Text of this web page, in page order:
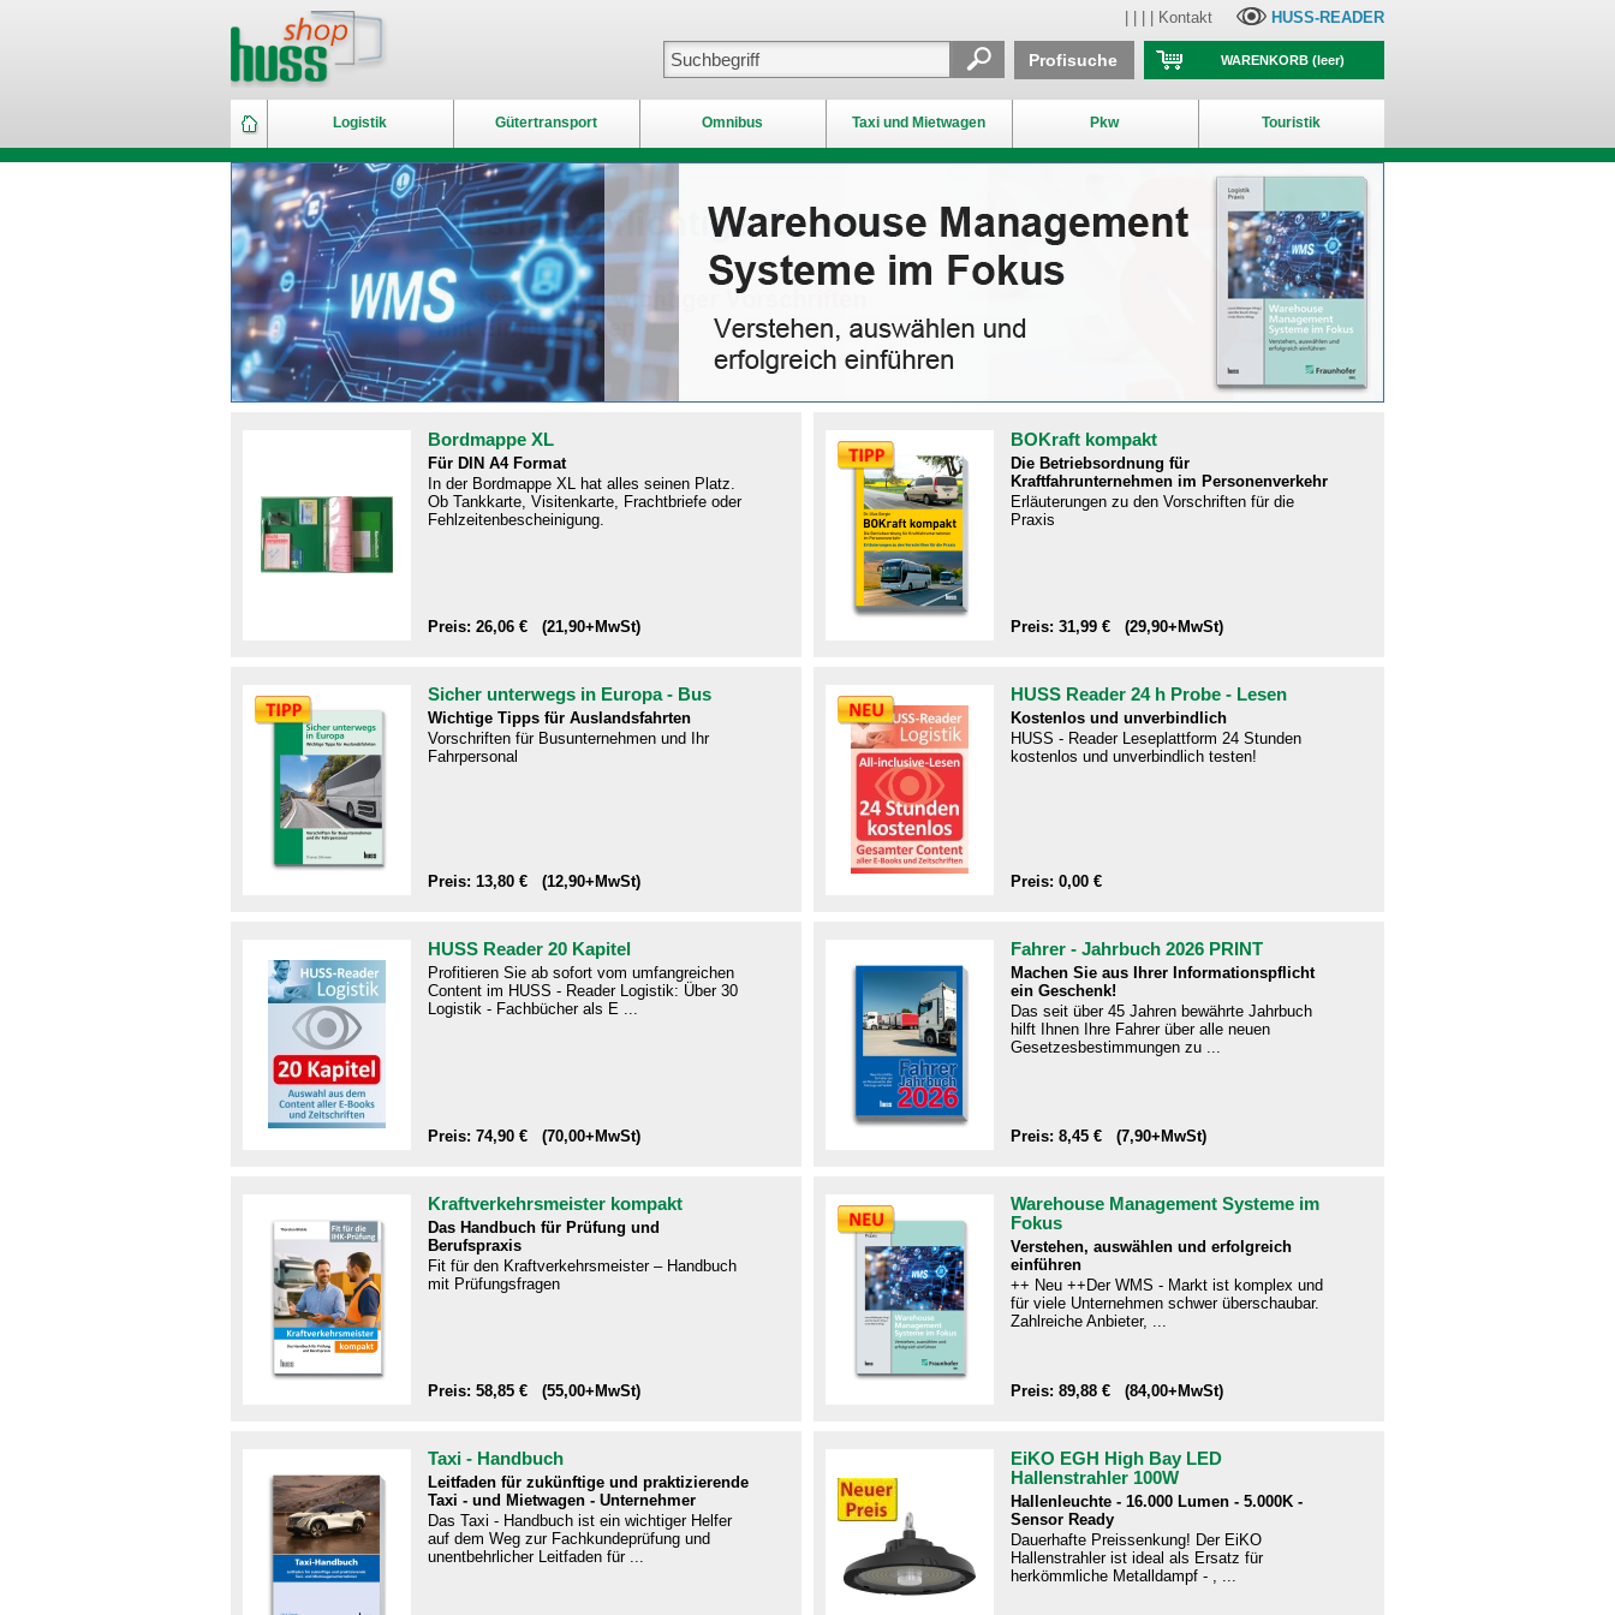
Logistik Gütertransport Omnibus Taxi und Mietwagen Pkw Touristik
Kontakt HUSS-READER
WARENKORB(leer)
Profisuche
Bordmappe XL
Für DIN A4 Format
In der Bordmappe XL hat alles seinen Platz.
Ob Tankkarte, Visitenkarte, Frachtbriefe oder
Fehlzeitenbescheinigung.
Preis: 26,06 € (21,90+MwSt)
BOKraft kompakt
Die Betriebsordnung für
Kraftfahrunternehmen im Personenverkehr
Erläuterungen zu den Vorschriften für die
Praxis​
Preis: 31,99 € (29,90+MwSt)
Sicher unterwegs in Europa - Bus
Wichtige Tipps für Auslandsfahrten
Vorschriften für Busunternehmen und Ihr
Fahrpersonal
Preis: 13,80 € (12,90+MwSt)
HUSS Reader 24 h Probe - Lesen
Kostenlos und unverbindlich
HUSS - Reader Leseplattform 24 Stunden
kostenlos und unverbindlich testen!
Preis: 0,00 €
HUSS Reader 20 Kapitel
Profitieren Sie ab sofort vom umfangreichen
Content im HUSS - Reader Logistik: Über 30
Logistik - Fachbücher als E ...
Preis: 74,90 € (70,00+MwSt)
Fahrer - Jahrbuch 2026 PRINT
Machen Sie aus Ihrer Informationspflicht
ein Geschenk!
Das seit über 45 Jahren bewährte Jahrbuch
hilft Ihnen Ihre Fahrer über alle neuen
Gesetzesbestimmungen zu ...
Preis: 8,45 € (7,90+MwSt)
Kraftverkehrsmeister kompakt
Das Handbuch für Prüfung und
Berufspraxis
Fit für den Kraftverkehrsmeister – Handbuch
mit Prüfungsfragen​
Preis: 58,85 € (55,00+MwSt)
Warehouse Management Systeme im
Fokus
Verstehen, auswählen und erfolgreich
einführen
++ Neu ++Der WMS - Markt ist komplex und
für viele Unternehmen schwer überschaubar.
Zahlreiche Anbieter, ...
Preis: 89,88 € (84,00+MwSt)
Taxi - Handbuch
Leitfaden für zukünftige und praktizierende
Taxi - und Mietwagen - Unternehmer
Das Taxi - Handbuch ist ein wichtiger Helfer
auf dem Weg zur Fachkundeprüfung und
unentbehrlicher Leitfaden für ...
EiKO EGH High Bay LED
Hallenstrahler 100W
Hallenleuchte - 16.000 Lumen - 5.000K -
Sensor Ready
Dauerhafte Preissenkung! Der EiKO
Hallenstrahler ist ideal als Ersatz für
herkömmliche Metalldampf - , ...